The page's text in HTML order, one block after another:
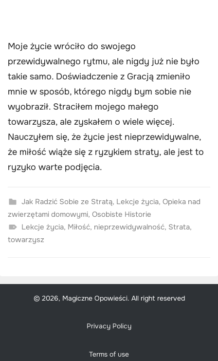
Moje życie wróciło do swojego
przewidywalnego rytmu, ale nigdy już nie było
takie samo. Doświadczenie z Gracją zmieniło
mnie w sposób, którego nigdy bym sobie nie
wyobraził. Straciłem mojego małego
towarzysza, ale zyskałem o wiele więcej.
Nauczyłem się, że życie jest nieprzewidywalne,
że miłość wiąże się z ryzykiem straty, ale jest to
ryzyko warte podjęcia.
Jak Radzić Sobie ze Stratą, Lekcje życia, Opieka nad
zwierzętami domowymi, Osobiste Historie
Lekcje życia, Miłość, nieprzewidywalność, Strata,
towarzysz
© 2026, Magiczne Opowieści. All right reserved
Privacy Policy
Terms of use